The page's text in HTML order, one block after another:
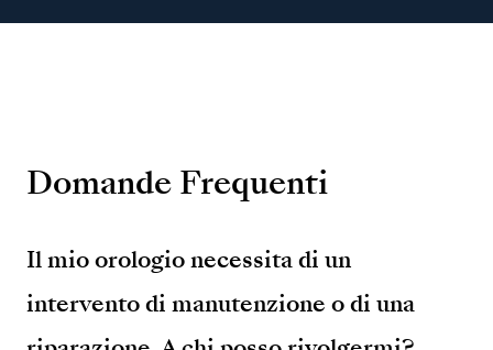
Domande Frequenti
Il mio orologio necessita di un
intervento di manutenzione o di una